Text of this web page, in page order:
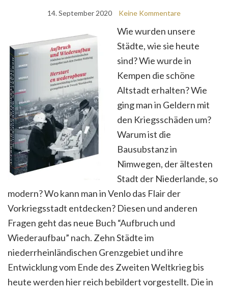
14. September 2020 Keine Kommentare
Wie wurden unsere
Städte, wie sie heute
sind? Wie wurde in
Kempen die schöne
Altstadt erhalten? Wie
ging man in Geldern mit
den Kriegsschäden um?
Warum ist die
Bausubstanz in
Nimwegen, der ältesten
Stadt der Niederlande, so
modern? Wo kann man in Venlo das Flair der
Vorkriegsstadt entdecken? Diesen und anderen
Fragen geht das neue Buch “Aufbruch und
Wiederaufbau” nach. Zehn Städte im
niederrheinländischen Grenzgebiet und ihre
Entwicklung vom Ende des Zweiten Weltkrieg bis
heute werden hier reich bebildert vorgestellt. Die in